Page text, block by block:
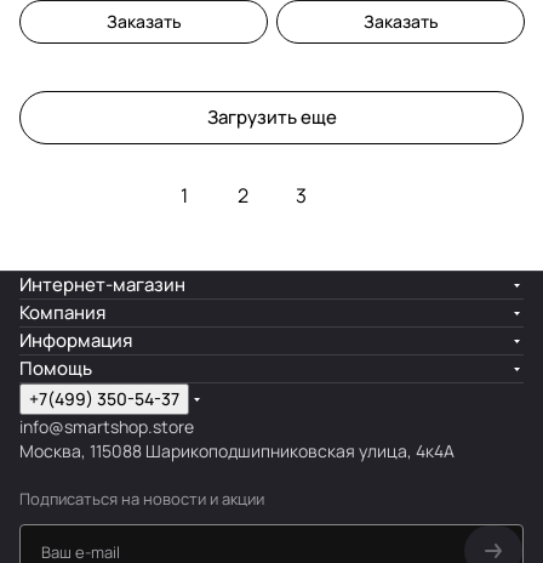
Заказать Заказать
Загрузить еще
1 2 3
Интернет-магазин
Компания
Информация
Помощь
+7(499) 350-54-37
info@smartshop.store
Москва, 115088 Шарикоподшипниковская улица, 4к4А
Подписаться на новости и акции